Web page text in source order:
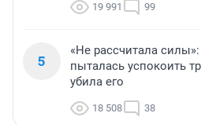
19 991 99
5
«Не рассчитала
пыталась успокоить
убила его
18 508 38